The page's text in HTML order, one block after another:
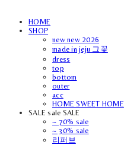
HOME
SHOP
new new 2026
made in jeju 그꽃
dress
top
bottom
outer
acc
HOME SWEET HOME
SALE sale SALE
~ 70% sale
~ 30% sale
리퍼브